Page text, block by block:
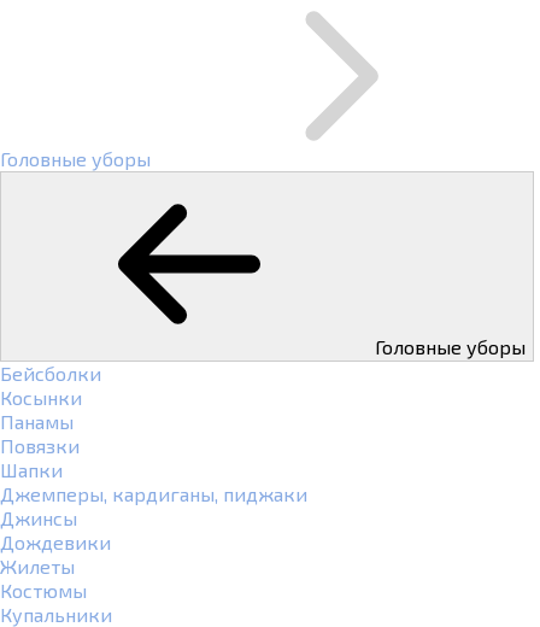
Головные уборы
Головные уборы
Бейсболки
Косынки
Панамы
Повязки
Шапки
Джемперы, кардиганы, пиджаки
Джинсы
Дождевики
Жилеты
Костюмы
Купальники